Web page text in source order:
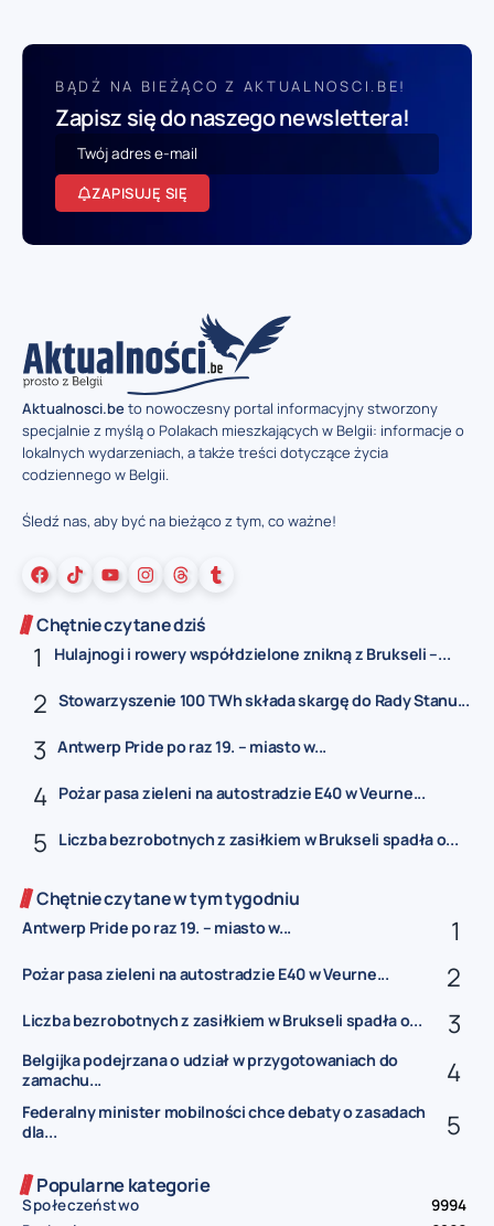
BĄDŹ NA BIEŻĄCO Z AKTUALNOSCI.BE!
Zapisz się do naszego newslettera!
ZAPISUJĘ SIĘ
Aktualnosci.beto nowoczesny portal informacyjny stworzony
specjalnie z myślą o Polakach mieszkających w Belgii: informacje o
lokalnych wydarzeniach, a także treści dotyczące życia
codziennego w Belgii.
Śledź nas, aby być na bieżąco z tym, co ważne!
Chętnie czytane dziś
Hulajnogi i rowery współdzielone znikną z Brukseli –...
Stowarzyszenie 100 TWh składa skargę do Rady Stanu...
Antwerp Pride po raz 19. – miasto w...
Pożar pasa zieleni na autostradzie E40 w Veurne...
Liczba bezrobotnych z zasiłkiem w Brukseli spadła o...
Chętnie czytane w tym tygodniu
Antwerp Pride po raz 19. – miasto w...
Pożar pasa zieleni na autostradzie E40 w Veurne...
Liczba bezrobotnych z zasiłkiem w Brukseli spadła o...
Belgijka podejrzana o udział w przygotowaniach do
zamachu...
Federalny minister mobilności chce debaty o zasadach
dla...
Popularne kategorie
Społeczeństwo
9994